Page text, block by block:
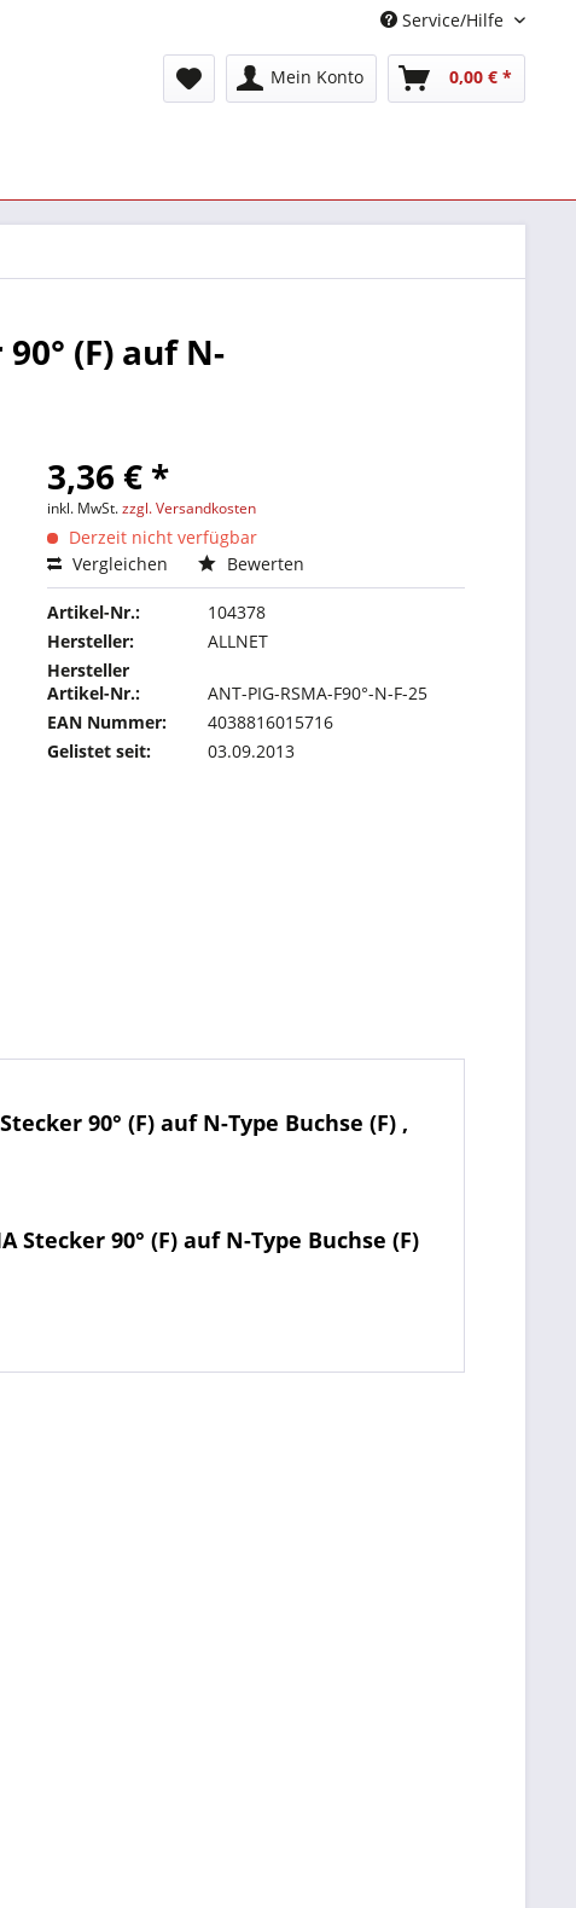
Service/Hilfe
Mein Konto 0,00 € *
(F) auf N-
3,36 € *
inkl. MwSt.zzgl. Versandkosten
Derzeit nicht verfügbar
Vergleichen
Bewerten
Artikel-Nr.:
104378
Hersteller:
ALLNET
Hersteller
Artikel-Nr.:
ANT-PIG-RSMA-F90°-N-F-25
EAN Nummer:
4038816015716
Gelistet seit:
03.09.2013
90° (F) auf N-Type Buchse (F) ,
90° (F) auf N-Type Buchse (F)